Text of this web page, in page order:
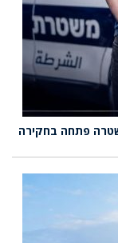
פתחה בחקירה